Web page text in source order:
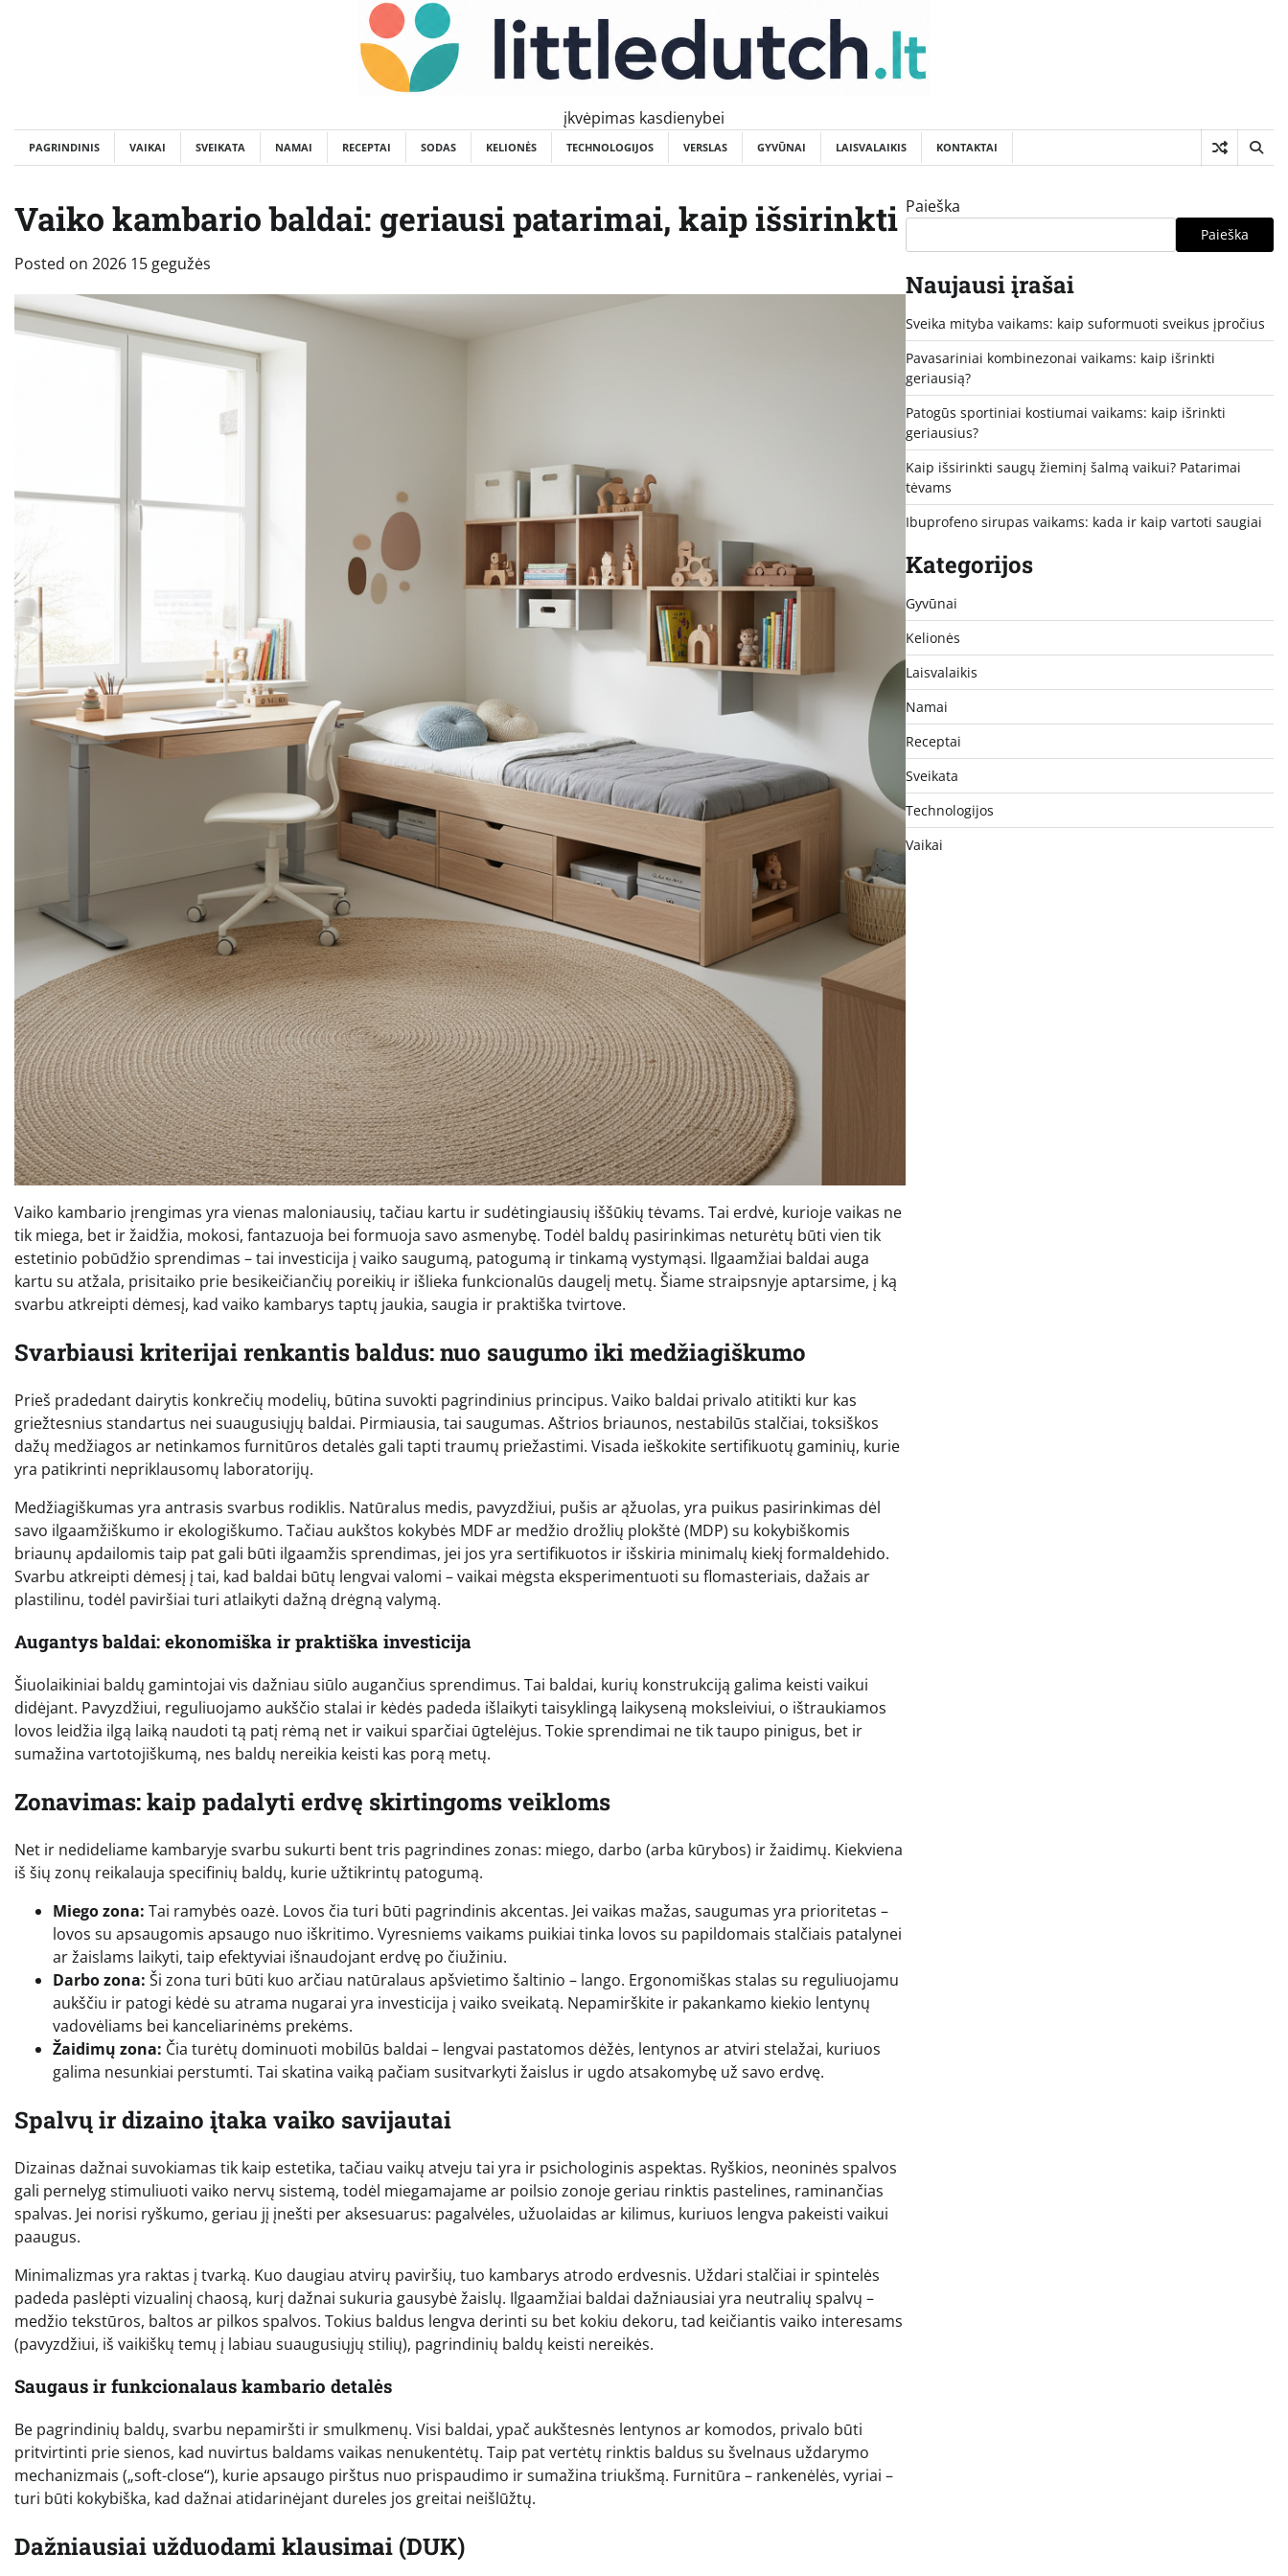
įkvėpimas kasdienybei
PAGRINDINIS VAIKAI SVEIKATA NAMAI RECEPTAI SODAS KELIONĖS TECHNOLOGIJOS VERSLAS GYVŪNAI LAISVALAIKIS KONTAKTAI
Vaiko kambario baldai: geriausi patarimai, kaip išsirinkti
Posted on 2026 15 gegužės
Vaiko kambario įrengimas yra vienas maloniausių, tačiau kartu ir sudėtingiausių iššūkių tėvams. Tai erdvė, kurioje vaikas ne
tik miega, bet ir žaidžia, mokosi, fantazuoja bei formuoja savo asmenybę. Todėl baldų pasirinkimas neturėtų būti vien tik
estetinio pobūdžio sprendimas – tai investicija į vaiko saugumą, patogumą ir tinkamą vystymąsi. Ilgaamžiai baldai auga
kartu su atžala, prisitaiko prie besikeičiančių poreikių ir išlieka funkcionalūs daugelį metų. Šiame straipsnyje aptarsime, į ką
svarbu atkreipti dėmesį, kad vaiko kambarys taptų jaukia, saugia ir praktiška tvirtove.
Svarbiausi kriterijai renkantis baldus: nuo saugumo iki medžiagiškumo
Prieš pradedant dairytis konkrečių modelių, būtina suvokti pagrindinius principus. Vaiko baldai privalo atitikti kur kas
griežtesnius standartus nei suaugusiųjų baldai. Pirmiausia, tai saugumas. Aštrios briaunos, nestabilūs stalčiai, toksiškos
dažų medžiagos ar netinkamos furnitūros detalės gali tapti traumų priežastimi. Visada ieškokite sertifikuotų gaminių, kurie
yra patikrinti nepriklausomų laboratorijų.
Medžiagiškumas yra antrasis svarbus rodiklis. Natūralus medis, pavyzdžiui, pušis ar ąžuolas, yra puikus pasirinkimas dėl
savo ilgaamžiškumo ir ekologiškumo. Tačiau aukštos kokybės MDF ar medžio drožlių plokštė (MDP) su kokybiškomis
briaunų apdailomis taip pat gali būti ilgaamžis sprendimas, jei jos yra sertifikuotos ir išskiria minimalų kiekį formaldehido.
Svarbu atkreipti dėmesį į tai, kad baldai būtų lengvai valomi – vaikai mėgsta eksperimentuoti su flomasteriais, dažais ar
plastilinu, todėl paviršiai turi atlaikyti dažną drėgną valymą.
Augantys baldai: ekonomiška ir praktiška investicija
Šiuolaikiniai baldų gamintojai vis dažniau siūlo augančius sprendimus. Tai baldai, kurių konstrukciją galima keisti vaikui
didėjant. Pavyzdžiui, reguliuojamo aukščio stalai ir kėdės padeda išlaikyti taisyklingą laikyseną moksleiviui, o ištraukiamos
lovos leidžia ilgą laiką naudoti tą patį rėmą net ir vaikui sparčiai ūgtelėjus. Tokie sprendimai ne tik taupo pinigus, bet ir
sumažina vartotojiškumą, nes baldų nereikia keisti kas porą metų.
Zonavimas: kaip padalyti erdvę skirtingoms veikloms
Net ir nedideliame kambaryje svarbu sukurti bent tris pagrindines zonas: miego, darbo (arba kūrybos) ir žaidimų. Kiekviena
iš šių zonų reikalauja specifinių baldų, kurie užtikrintų patogumą.
Miego zona: Tai ramybės oazė. Lovos čia turi būti pagrindinis akcentas. Jei vaikas mažas, saugumas yra prioritetas –
lovos su apsaugomis apsaugo nuo iškritimo. Vyresniems vaikams puikiai tinka lovos su papildomais stalčiais patalynei
ar žaislams laikyti, taip efektyviai išnaudojant erdvę po čiužiniu.
Darbo zona: Ši zona turi būti kuo arčiau natūralaus apšvietimo šaltinio – lango. Ergonomiškas stalas su reguliuojamu
aukščiu ir patogi kėdė su atrama nugarai yra investicija į vaiko sveikatą. Nepamirškite ir pakankamo kiekio lentynų
vadovėliams bei kanceliarinėms prekėms.
Žaidimų zona: Čia turėtų dominuoti mobilūs baldai – lengvai pastatomos dėžės, lentynos ar atviri stelažai, kuriuos
galima nesunkiai perstumti. Tai skatina vaiką pačiam susitvarkyti žaislus ir ugdo atsakomybę už savo erdvę.
Spalvų ir dizaino įtaka vaiko savijautai
Dizainas dažnai suvokiamas tik kaip estetika, tačiau vaikų atveju tai yra ir psichologinis aspektas. Ryškios, neoninės spalvos
gali pernelyg stimuliuoti vaiko nervų sistemą, todėl miegamajame ar poilsio zonoje geriau rinktis pastelines, raminančias
spalvas. Jei norisi ryškumo, geriau jį įnešti per aksesuarus: pagalvėles, užuolaidas ar kilimus, kuriuos lengva pakeisti vaikui
paaugus.
Minimalizmas yra raktas į tvarką. Kuo daugiau atvirų paviršių, tuo kambarys atrodo erdvesnis. Uždari stalčiai ir spintelės
padeda paslėpti vizualinį chaosą, kurį dažnai sukuria gausybė žaislų. Ilgaamžiai baldai dažniausiai yra neutralių spalvų –
medžio tekstūros, baltos ar pilkos spalvos. Tokius baldus lengva derinti su bet kokiu dekoru, tad keičiantis vaiko interesams
(pavyzdžiui, iš vaikiškų temų į labiau suaugusiųjų stilių), pagrindinių baldų keisti nereikės.
Saugaus ir funkcionalaus kambario detalės
Be pagrindinių baldų, svarbu nepamiršti ir smulkmenų. Visi baldai, ypač aukštesnės lentynos ar komodos, privalo būti
pritvirtinti prie sienos, kad nuvirtus baldams vaikas nenukentėtų. Taip pat vertėtų rinktis baldus su švelnaus uždarymo
mechanizmais („soft-close“), kurie apsaugo pirštus nuo prispaudimo ir sumažina triukšmą. Furnitūra – rankenėlės, vyriai –
turi būti kokybiška, kad dažnai atidarinėjant dureles jos greitai neišlūžtų.
Dažniausiai užduodami klausimai (DUK)
Paieška
Paieška
Naujausi įrašai
Sveika mityba vaikams: kaip suformuoti sveikus įpročius
Pavasariniai kombinezonai vaikams: kaip išrinkti
geriausią?
Patogūs sportiniai kostiumai vaikams: kaip išrinkti
geriausius?
Kaip išsirinkti saugų žieminį šalmą vaikui? Patarimai
tėvams
Ibuprofeno sirupas vaikams: kada ir kaip vartoti saugiai
Kategorijos
Gyvūnai
Kelionės
Laisvalaikis
Namai
Receptai
Sveikata
Technologijos
Vaikai